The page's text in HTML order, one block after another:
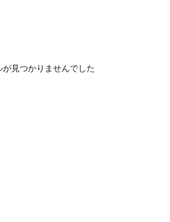
が見つかりませんでした